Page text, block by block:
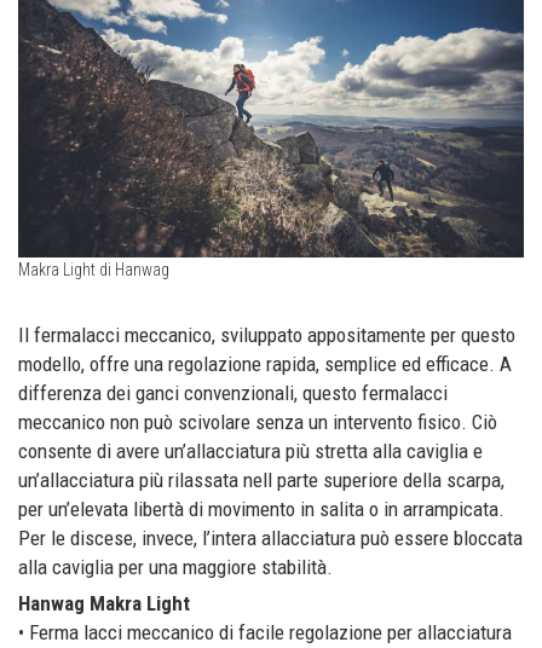
Makra Light di Hanwag
Il fermalacci meccanico, sviluppato appositamente per questo
modello, offre una regolazione rapida, semplice ed efficace. A
differenza dei ganci convenzionali, questo fermalacci
meccanico non può scivolare senza un intervento fisico. Ciò
consente di avere un’allacciatura più stretta alla caviglia e
un’allacciatura più rilassata nell parte superiore della scarpa,
per un’elevata libertà di movimento in salita o in arrampicata.
Per le discese, invece, l’intera allacciatura può essere bloccata
alla caviglia per una maggiore stabilità.
Hanwag Makra Light
• Ferma lacci meccanico di facile regolazione per allacciatura